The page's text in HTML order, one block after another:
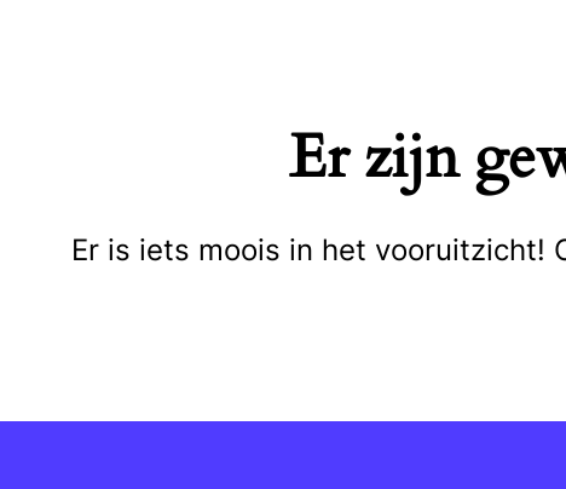
Er zijn
Er is iets moois in het vooruitzicht!